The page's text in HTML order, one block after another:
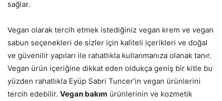
sağlar.
Vegan olarak tercih etmek istediğiniz vegan krem ve vegan
sabun seçenekleri de sizler için kaliteli içerikleri ve doğal
ve güvenilir yapıları ile rahatlıkla kullanmanıza olanak tanır.
Vegan ürün içeriğine dikkat eden oldukça geniş bir kitle bu
yüzden rahatlıkla Eyüp Sabri Tuncer’in vegan ürünlerini
tercih edebilir. Vegan bakım ürünlerinin ve kozmetik